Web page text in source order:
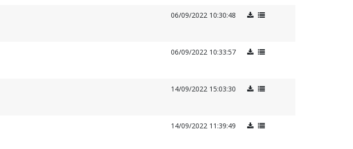
06/09/2022 10:30:48
06/09/2022 10:33:57
14/09/2022 15:03:30
14/09/2022 11:39:49